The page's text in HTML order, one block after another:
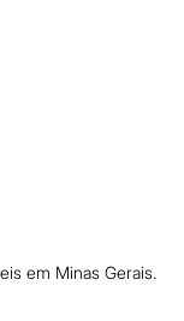
em Minas Gerais.